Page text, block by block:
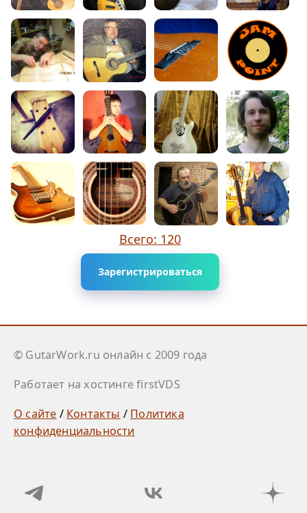
Всего: 120
Зарегистрироваться
© GutarWork.ru онлайн c 2009 года
Работает на хостинге firstVDS
О сайте / Контакты / Политика
конфиденциальности